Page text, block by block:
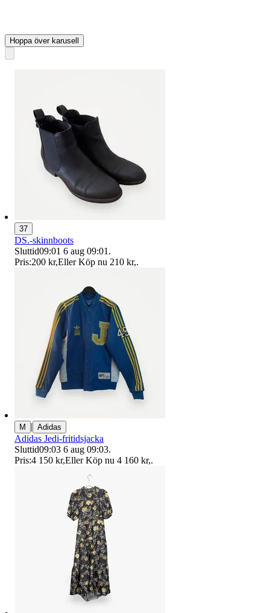
Hoppa över karusell
37
DS.-skinnboots
Sluttid09:01 6 aug 09:01 .
Pris:200 kr,Eller Köp nu 210 kr,.
M | Adidas
Adidas Jedi-fritidsjacka
Sluttid09:03 6 aug 09:03.
Pris:4 150 kr,Eller Köp nu 4 160 kr,.